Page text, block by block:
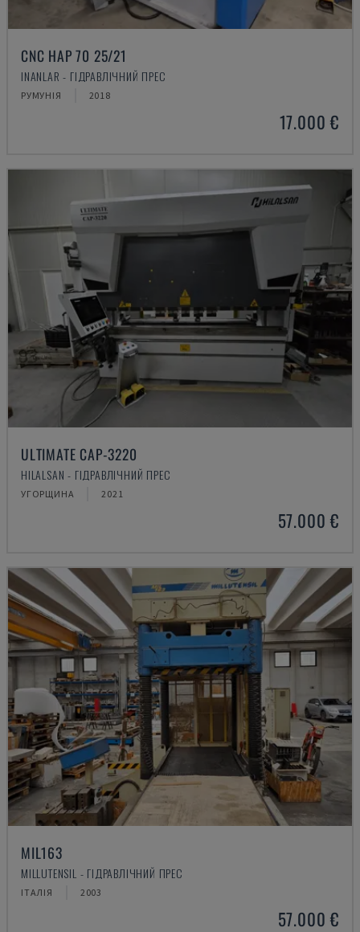
CNC HAP 70 25/21
INANLAR - ГІДРАВЛІЧНИЙ ПРЕС
РУМУНІЯ 2018
17.000 €
ULTIMATE CAP-3220
HILALSAN - ГІДРАВЛІЧНИЙ ПРЕС
УГОРЩИНА 2021
57.000 €
MIL163
MILLUTENSIL - ГІДРАВЛІЧНИЙ ПРЕС
ІТАЛІЯ 2003
57.000 €